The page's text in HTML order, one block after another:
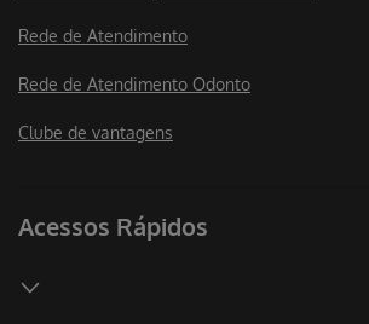
Rede de Atendimento
Rede de Atendimento Odonto
Clube de vantagens
Acessos Rápidos